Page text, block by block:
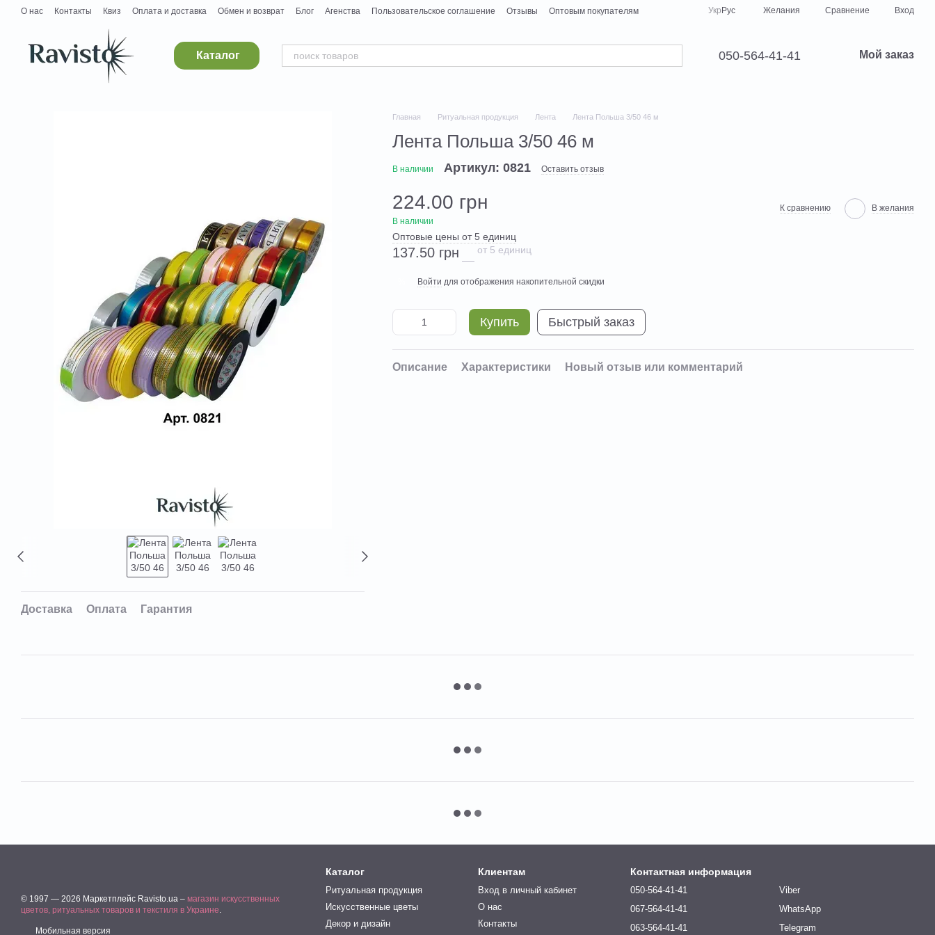
Перейти к основному контенту
О нас Контакты Квиз Оплата и доставка Обмен и возврат Блог Агенства Пользовательское соглашение Отзывы
Оптовым покупателям
Укр Рус Желания Сравнение Вход
Каталог 050-564-41-41 Мой заказ
Доставка Оплата Гарантия
Главная Ритуальная продукция Лента Лента Польша 3/50 46 м
Лента Польша 3/50 46 м
В наличии Артикул: 0821 Оставить отзыв
224.00 грн
В наличии
К сравнению В желания
Оптовые цены от 5 единиц
137.50 грн от 5 единиц
Войти для отображения накопительной скидки
Купить Быстрый заказ
Описание Характеристики Новый отзыв или комментарий
© 1997 — 2026 Маркетплейс Ravisto.ua – магазин искусственных
цветов, ритуальных товаров и текстиля в Украине.
Мобильная версия
Каталог
Ритуальная продукция
Искусственные цветы
Декор и дизайн
Клиентам
Вход в личный кабинет
О нас
Контакты
Контактная информация
050-564-41-41
067-564-41-41
063-564-41-41
Viber
WhatsApp
Telegram